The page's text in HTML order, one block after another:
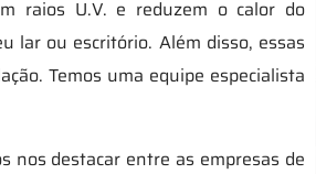
raios U.V. e reduzem o calor do
lar ou escritório. Além disso, essas
Temos uma equipe especialista
nos destacar entre as empresas de